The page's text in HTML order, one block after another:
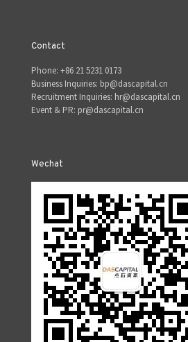
Contact
Phone: +86 21 5231 0173
Business Inquiries: bp@dascapital.cn
Recruitment Inquiries: hr@dascapital.cn
Event & PR: pr@dascapital.cn
Wechat